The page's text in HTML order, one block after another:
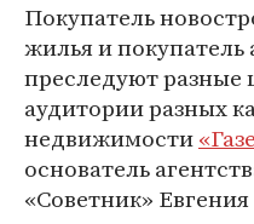
Покупатель
жилья и покупатель
преследуют разные
аудитории разных
недвижимости
основатель
«Советник»